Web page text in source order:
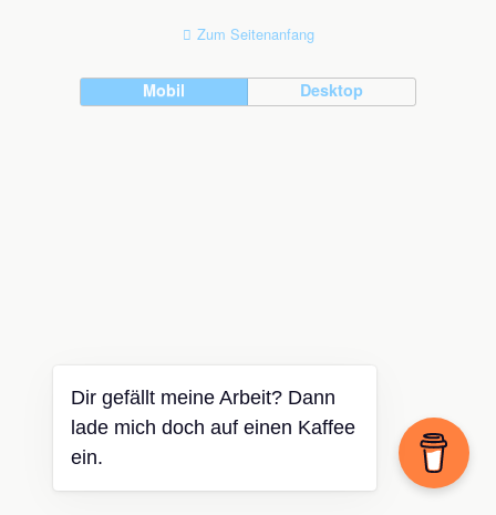
Zum Seitenanfang
Mobil Desktop
Dir gefällt meine Arbeit? Dann
lade mich doch auf einen Kaffee
ein.